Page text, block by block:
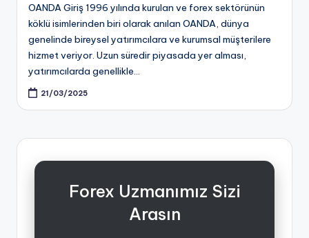
OANDA Giriş 1996 yılında kurulan ve forex sektörünün
köklü isimlerinden biri olarak anılan OANDA, dünya
genelinde bireysel yatırımcılara ve kurumsal müşterilere
hizmet veriyor. Uzun süredir piyasada yer alması,
yatırımcılarda genellikle…
21/03/2025
Forex Uzmanımız Sizi
Arasın